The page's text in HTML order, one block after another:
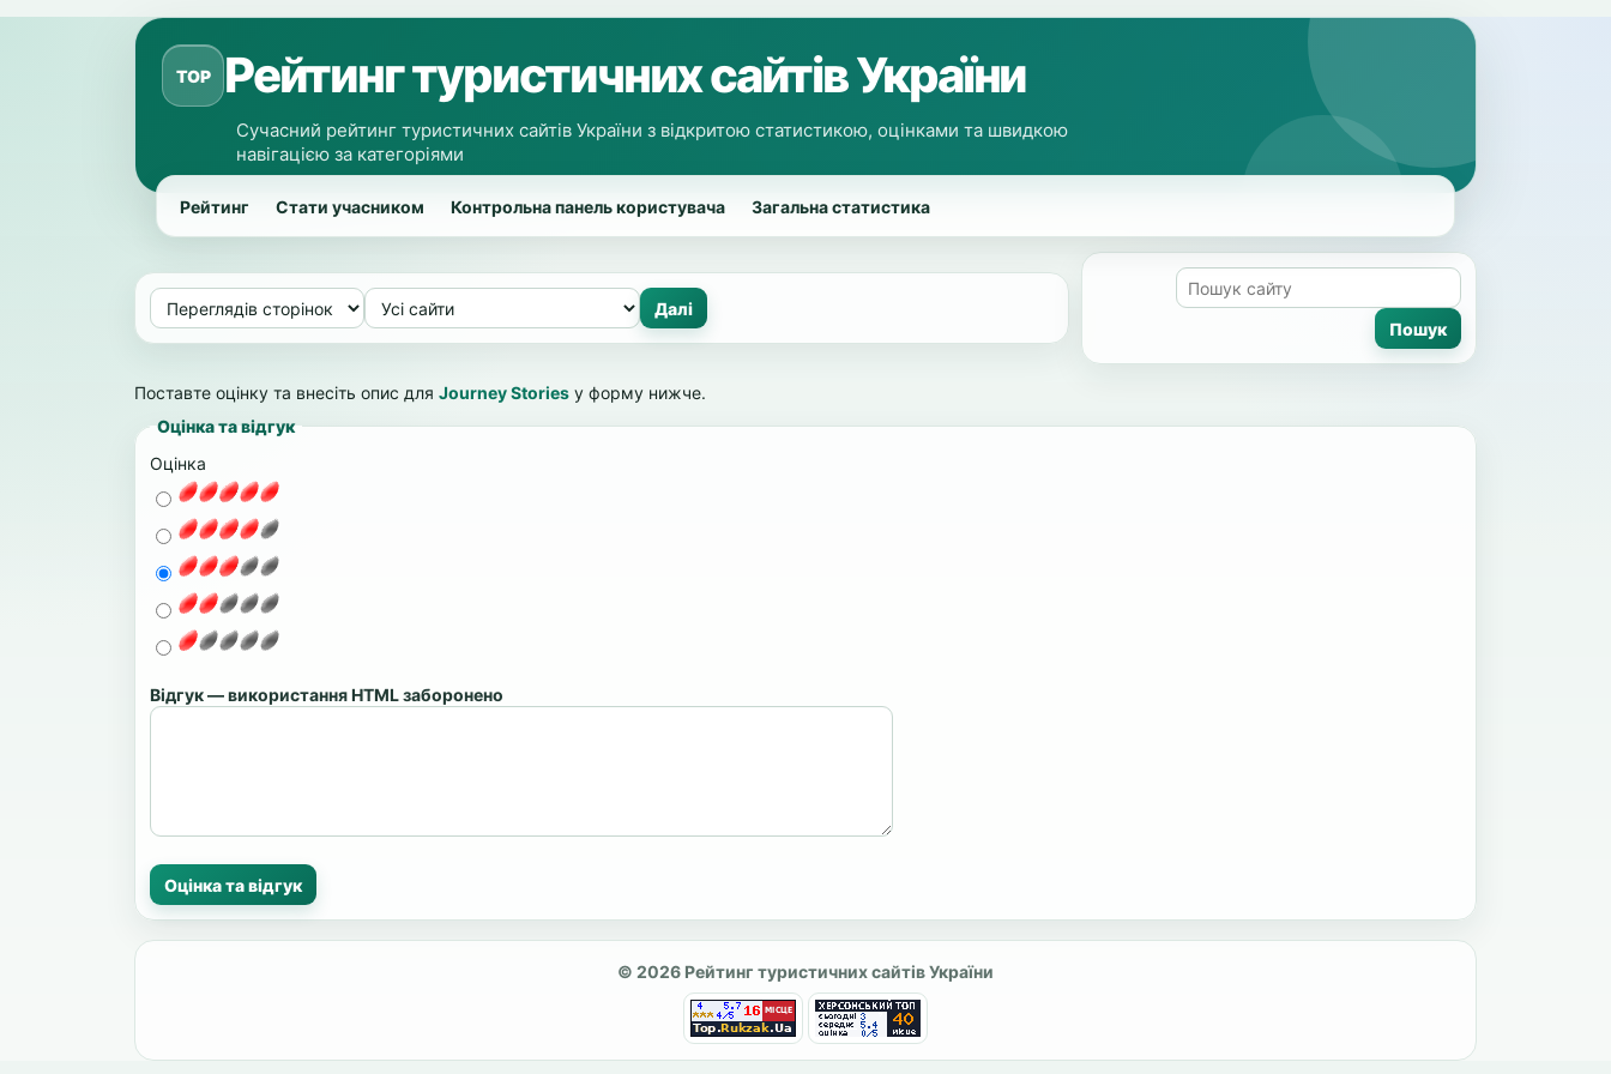
TOP Рейтинг туристичних сайтів України
Сучасний рейтинг туристичних сайтів України з відкритою статистикою, оцінками та швидкою
навігацією за категоріями
Рейтинг Стати учасником Контрольна панель користувача Загальна статистика
Поставте оцінку та внесіть опис для Journey Stories у форму нижче.
Оцінка та відгук
Оцінка
Відгук — використання HTML заборонено
© 2026 Рейтинг туристичних сайтів України